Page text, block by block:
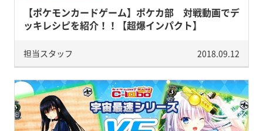
【ポケモンカードゲーム】ポケカ部 対戦動画でデ
ッキレシピを紹介！！【超爆インパクト】
担当スタッフ 2018.09.12